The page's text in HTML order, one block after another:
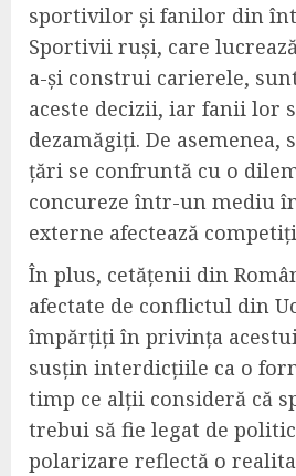
sportivilor și fanilor din
Sportivii ruși, care
a-și construi carierele,
aceste decizii, iar fanii lor
dezamăgiți. De
țări se confruntă cu o
concureze într-un mediu
externe afectează
În plus, cetățenii din
afectate de conflictul din
împărțiți în privința
susțin interdicțiile ca o
timp ce alții consideră că
trebui să fie legat de
polarizare reflectă o